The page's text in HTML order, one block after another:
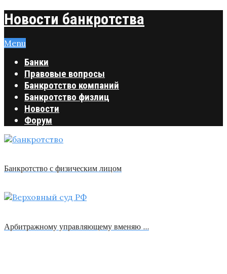
Новости банкротства
Menu
Банки
Правовые вопросы
Банкротство компаний
Банкротство физлиц
Новости
Форум
Банкротство с физическим лицом
Арбитражному управляющему вменяю …